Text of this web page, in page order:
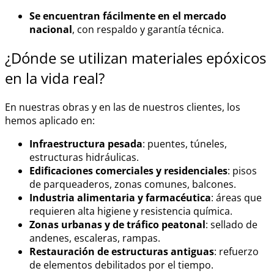
Se encuentran fácilmente en el mercado
nacional, con respaldo y garantía técnica.
¿Dónde se utilizan materiales epóxicos
en la vida real?
En nuestras obras y en las de nuestros clientes, los
hemos aplicado en:
Infraestructura pesada: puentes, túneles,
estructuras hidráulicas.
Edificaciones comerciales y residenciales: pisos
de parqueaderos, zonas comunes, balcones.
Industria alimentaria y farmacéutica: áreas que
requieren alta higiene y resistencia química.
Zonas urbanas y de tráfico peatonal: sellado de
andenes, escaleras, rampas.
Restauración de estructuras antiguas: refuerzo
de elementos debilitados por el tiempo.